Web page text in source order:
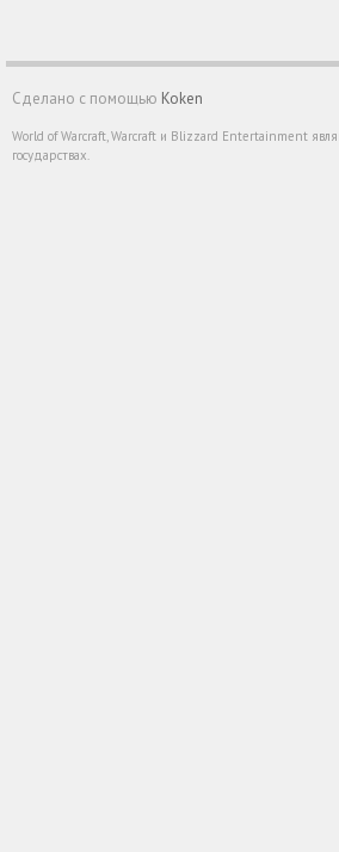
Сделано с помощью Koken
World of Warcraft, Warcraft и Blizzard Entertainment
государствах.